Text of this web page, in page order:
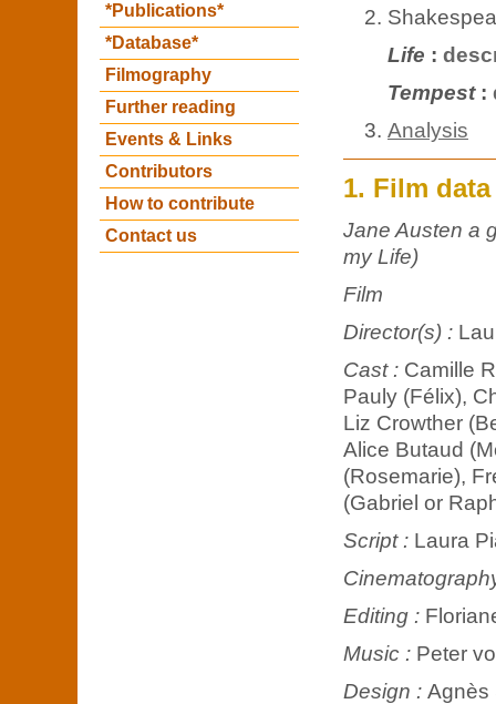
*Publications*
*Database*
Filmography
Further reading
Events & Links
Contributors
How to contribute
Contact us
Life :
Tempest:
Analysis
1. Film data
Jane Austen a
my Life)
Film
Director(s) :
Cast : Camille
Pauly (Félix),
Liz Crowther
Alice Butaud
(Rosemarie),
(Gabriel or
Script : Laura
Editing :
Music : Peter
Design : Agnès